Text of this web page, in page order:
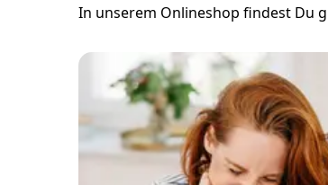
In unserem Onlineshop findest Du